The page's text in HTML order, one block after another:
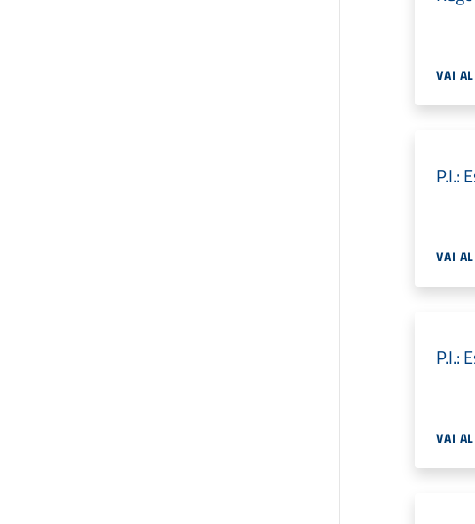
VAI
P.I.:
VAI
P.I.:
VAI